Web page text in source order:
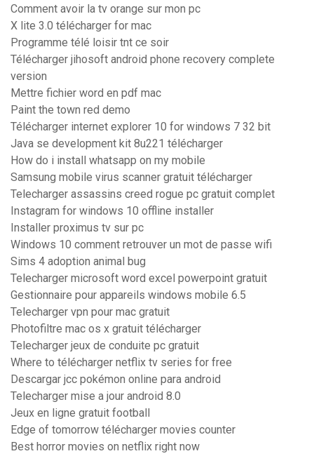
Comment avoir la tv orange sur mon pc
X lite 3.0 télécharger for mac
Programme télé loisir tnt ce soir
Télécharger jihosoft android phone recovery complete
version
Mettre fichier word en pdf mac
Paint the town red demo
Télécharger internet explorer 10 for windows 7 32 bit
Java se development kit 8u221 télécharger
How do i install whatsapp on my mobile
Samsung mobile virus scanner gratuit télécharger
Telecharger assassins creed rogue pc gratuit complet
Instagram for windows 10 offline installer
Installer proximus tv sur pc
Windows 10 comment retrouver un mot de passe wifi
Sims 4 adoption animal bug
Telecharger microsoft word excel powerpoint gratuit
Gestionnaire pour appareils windows mobile 6.5
Telecharger vpn pour mac gratuit
Photofiltre mac os x gratuit télécharger
Telecharger jeux de conduite pc gratuit
Where to télécharger netflix tv series for free
Descargar jcc pokémon online para android
Telecharger mise a jour android 8.0
Jeux en ligne gratuit football
Edge of tomorrow télécharger movies counter
Best horror movies on netflix right now